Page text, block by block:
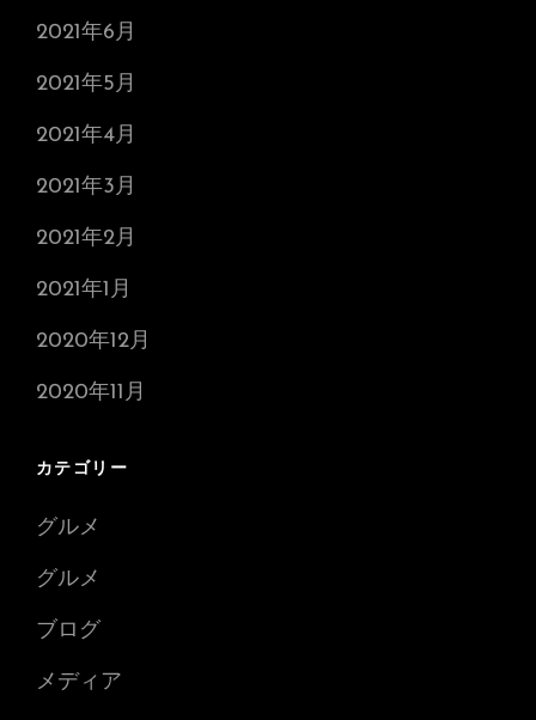
2021年6月
2021年5月
2021年4月
2021年3月
2021年2月
2021年1月
2020年12月
2020年11月
カテゴリー
グルメ
グルメ
ブログ
メディア